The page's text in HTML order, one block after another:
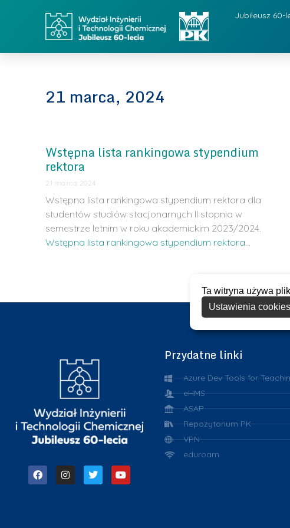
Jubileusz 60-
21 marca, 2024
Wstępna lista rankingowa stypendium
rektora
21 marca 2024
Wstępna lista rankingowa stypendium rektora dla
studentów studiów stacjonarnych II stopnia w
semestrze letnim w roku akademickim 2023/2024.
Wstępna lista rankingowa stypendium rektora…
Przydatne linki
Azure Dev Tools for
eHMS
ASAP
Repozytorium PK
VPN
eduroam
Ta witryna używa
Ustawienia cookies